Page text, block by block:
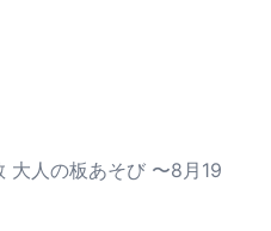
大人の板あそび 〜8月19